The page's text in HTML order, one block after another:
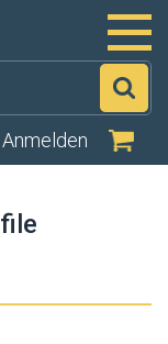
Anmelden